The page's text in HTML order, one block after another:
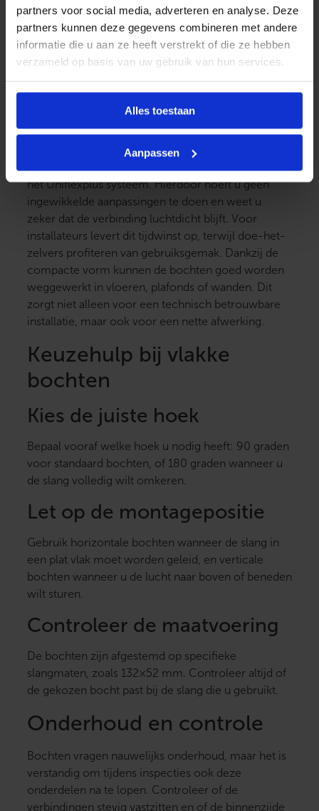
partners voor social media, adverteren en analyse. Deze
partners kunnen deze gegevens combineren met andere
informatie die u aan ze heeft verstrekt of die ze hebben
verzameld op basis van uw gebruik van hun services.
Alles toestaan
Aanpassen
levensduur van de bochten. Dit maakt ze geschikt
voor zowel kleine installaties in woningen als
grotere systemen in utiliteitsgebouwen.
Installatie en
montagegemak
Het monteren van vlakke bochten is eenvoudig en
vraagt weinig gereedschap. Ze sluiten naadloos aan
het Uniflexplus systeem. Hierdoor hoeft u geen
ingewikkelde aanpassingen te doen en weet u
zeker dat de verbinding luchtdicht blijft. Voor
installateurs levert dit tijdwinst op, terwijl doe-het-
zelvers profiteren van gebruiksgemak. Dankzij de
compacte vorm kunnen de bochten goed worden
weggewerkt in vloeren, plafonds of wanden. Dit
zorgt niet alleen voor een technisch betrouwbare
installatie, maar ook voor een nette afwerking.
Keuzehulp bij vlakke
bochten
Kies de juiste hoek
Bepaal vooraf welke hoek u nodig heeft: 90 graden
voor standaard bochten, of 180 graden wanneer u
de slang volledig wilt omkeren.
Let op de montagepositie
Gebruik horizontale bochten wanneer de slang in
een plat vlak moet worden geleid, en verticale
bochten wanneer u de lucht naar boven of beneden
wilt sturen.
Controleer de maatvoering
De bochten zijn afgestemd op specifieke
slangmaten, zoals 132×52 mm. Controleer altijd of
de gekozen bocht past bij de slang die u gebruikt.
Onderhoud en controle
Bochten vragen nauwelijks onderhoud, maar het is
verstandig om tijdens inspecties ook deze
onderdelen na te lopen. Controleer of de
verbindingen stevig vastzitten en of de binnenzijde